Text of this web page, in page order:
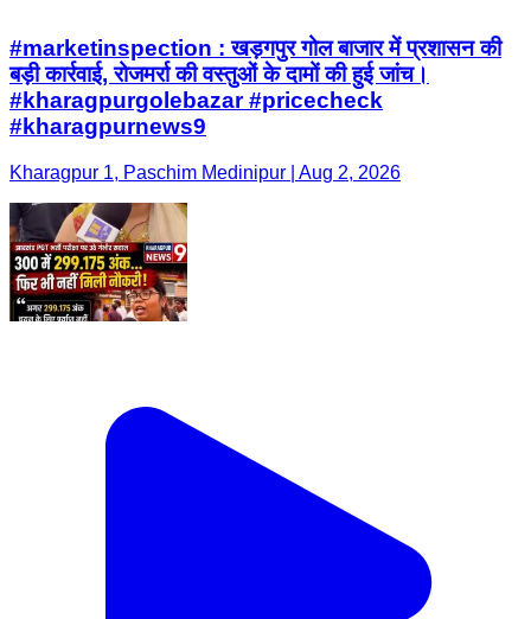
#marketinspection : खड़गपुर गोल बाजार में प्रशासन की
बड़ी कार्रवाई, रोजमर्रा की वस्तुओं के दामों की हुई जांच।
#kharagpurgolebazar #pricecheck
#kharagpurnews9
Kharagpur 1, Paschim Medinipur | Aug 2, 2026